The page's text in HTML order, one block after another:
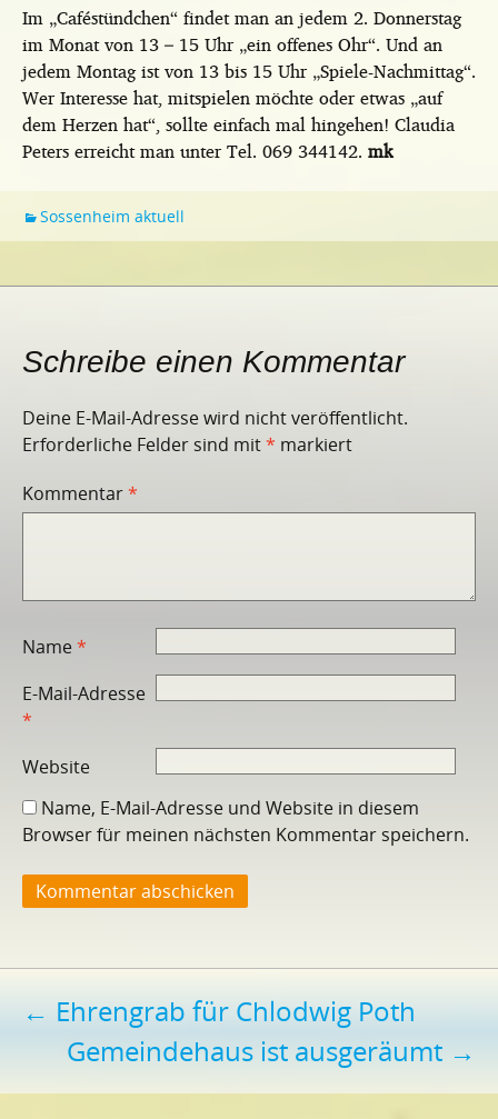
Im „Caféstündchen“ findet man an jedem 2. Donnerstag
im Monat von 13 – 15 Uhr „ein offenes Ohr“. Und an
jedem Montag ist von 13 bis 15 Uhr „Spiele-Nachmittag“.
Wer Interesse hat, mitspielen möchte oder etwas „auf
dem Herzen hat“, sollte einfach mal hingehen! Claudia
Peters erreicht man unter Tel. 069 344142. mk
Sossenheim aktuell
Schreibe einen Kommentar
Deine E-Mail-Adresse wird nicht veröffentlicht.
Erforderliche Felder sind mit* markiert
Kommentar*
Name*
E-Mail-Adresse
*
Website
Name, E-Mail-Adresse und Website in diesem
Browser für meinen nächsten Kommentar speichern.
Beitragsnavigation
← Ehrengrab für Chlodwig Poth
Gemeindehaus ist ausgeräumt →